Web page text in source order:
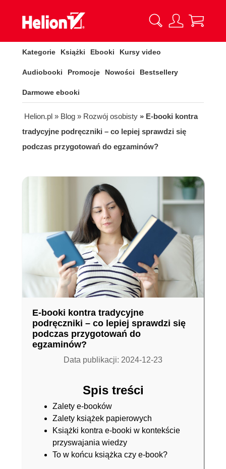
Kategorie Książki Ebooki Kursy video
Audiobooki Promocje Nowości Bestsellery
Darmowe ebooki
Helion.pl » Blog » Rozwój osobisty » E-booki kontra
tradycyjne podręczniki – co lepiej sprawdzi się
podczas przygotowań do egzaminów?
E-booki kontra tradycyjne
podręczniki – co lepiej sprawdzi się
podczas przygotowań do
egzaminów?
Data publikacji: 2024-12-23
Spis treści
Zalety e-booków
Zalety książek papierowych
Książki kontra e-booki w kontekście
przyswajania wiedzy
To w końcu książka czy e-book?